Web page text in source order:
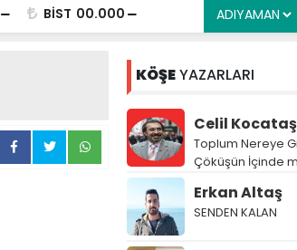
BİST 00.000
KÖŞEYAZARLARI
Celil Kocataş
Toplum Nereye
Çöküşün İçinde
Erkan Altaş
SENDEN KALAN